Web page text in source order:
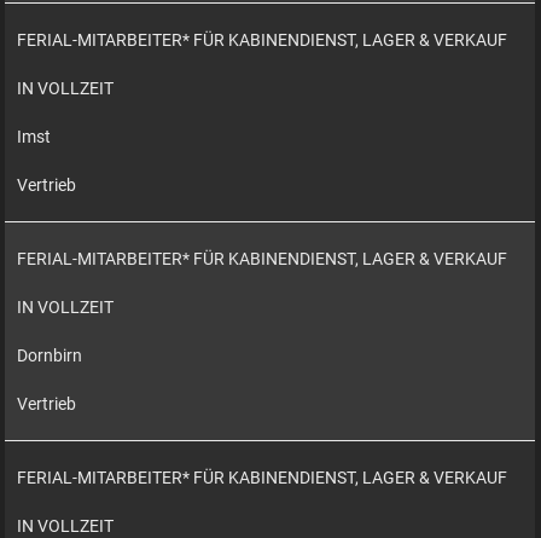
FERIAL-MITARBEITER* FÜR KABINENDIENST, LAGER & VERKAUF
IN VOLLZEIT
Imst
Vertrieb
FERIAL-MITARBEITER* FÜR KABINENDIENST, LAGER & VERKAUF
IN VOLLZEIT
Dornbirn
Vertrieb
FERIAL-MITARBEITER* FÜR KABINENDIENST, LAGER & VERKAUF
IN VOLLZEIT